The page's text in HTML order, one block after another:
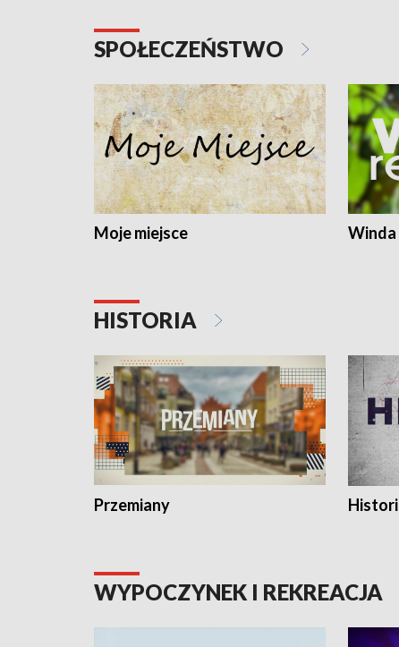
SPOŁECZEŃSTWO
Moje miejsce
HISTORIA
Przemiany
WYPOCZYNEK I REKREACJA